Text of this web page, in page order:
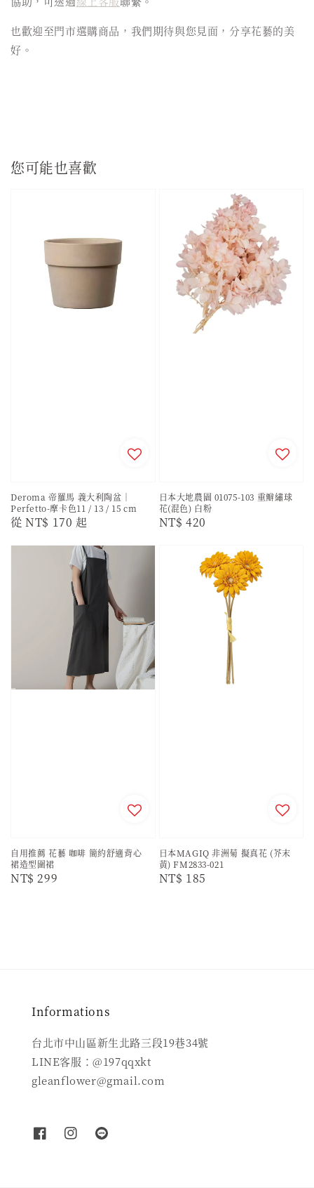
也歡迎至門市選購商品，我們期待與您見面，分享花藝的美
好。
您可能也喜歡
Deroma 帝羅馬 義大利陶盆｜
Perfetto-摩卡色11 / 13 / 15 cm
Regular
從NT$ 170 起
日本大地農園 01075-103 重瓣繡球
花(混色) 白粉
Regular
NT$ 420
自用推薦 花藝 咖啡 簡約舒適背心
裙造型圍裙
Regular
NT$ 299
日本MAGIQ 非洲菊 擬真花 (芥末
黃) FM2833-021
Regular
NT$ 185
Informations
台北市中山區新生北路三段19巷34號
LINE客服：@197qqxkt
gleanflower@gmail.com